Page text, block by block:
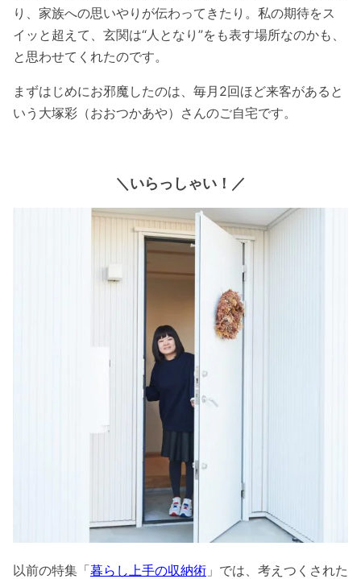
り、家族への思いやりが伝わってきたり。私の期待をス
イッと超えて、玄関は“人となり”をも表す場所なのかも、
と思わせてくれたのです。
まずはじめにお邪魔したのは、毎月2回ほど来客があると
いう大塚彩（おおつかあや）さんのご自宅です。
＼いらっしゃい！／
以前の特集「暮らし上手の収納術 」では、考えつくされた